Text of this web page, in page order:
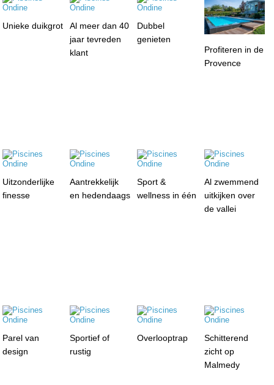
Unieke duikgrot
Al meer dan 40
jaar tevreden
klant
Dubbel
genieten
Profiteren in de
Provence
Uitzonderlijke
finesse
Aantrekkelijk
en hedendaags
Sport &
wellness in één
Al zwemmend
uitkijken over
de vallei
Parel van
design
Sportief of
rustig
Overlooptrap
Schitterend
zicht op
Malmedy